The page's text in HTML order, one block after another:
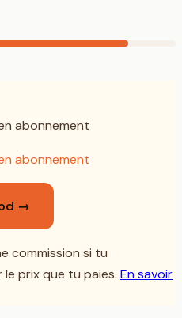
abonnement
abonnement
→
commission si tu
prix que tu paies. En savoir